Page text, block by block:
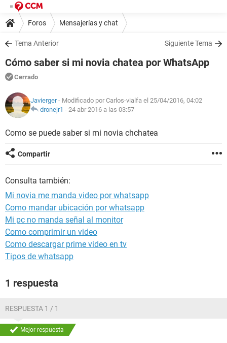
Foros Mensajerías y chat
Tema Anterior Siguiente Tema
Cómo saber si mi novia chatea por WhatsApp
Cerrado
Javierger- Modificado por Carlos-vialfa el 25/04/2016, 04:02
dronejr1 - 24 abr 2016 a las 03:57
Como se puede saber si mi novia chchatea
Compartir
Consulta también:
Mi novia me manda video por whatsapp
Como mandar ubicación por whatsapp
Mi pc no manda señal al monitor
Como comprimir un video
Como descargar prime video en tv
Tipos de whatsapp
1 respuesta
RESPUESTA 1 / 1
Mejor respuesta